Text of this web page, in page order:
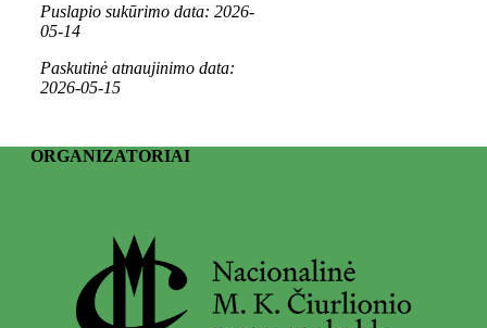
Puslapio sukūrimo data: 2026-
05-14
Paskutinė atnaujinimo data:
2026-05-15
ORGANIZATORIAI